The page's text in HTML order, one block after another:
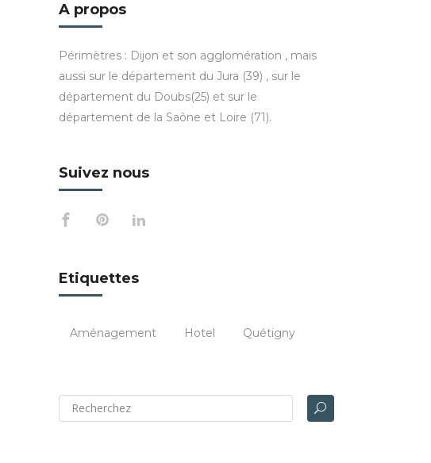
A propos
Périmètres : Dijon et son agglomération , mais
aussi sur le département du Jura (39) , sur le
département du Doubs(25) et sur le
département de la Saône et Loire (71).
Suivez nous
Etiquettes
Aménagement Hotel Quétigny